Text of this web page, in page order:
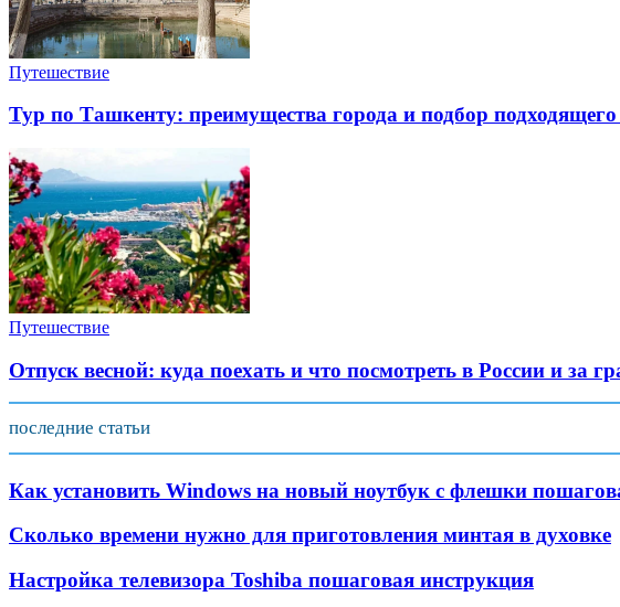
Путешествие
Тур по Ташкенту: преимущества города и подбор
Путешествие
Отпуск весной: куда поехать и что посмотреть в России и за
последние статьи
Как установить Windows на новый ноутбук с флешки
Сколько времени нужно для приготовления минтая в духовке
Настройка телевизора Toshiba пошаговая инструкция